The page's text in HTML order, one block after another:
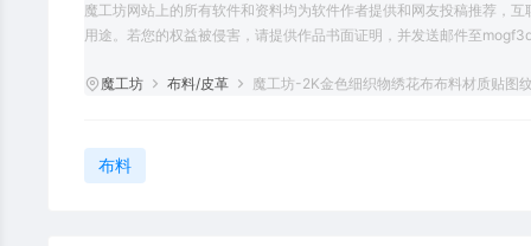
魔工坊网站上的所有软件和资料均为软件作者提供和网友投稿推荐，
用途。若您的权益被侵害，请提供作品书面证明，并发送邮件至
魔工坊 布料/皮革 魔工坊-2K金色细织物绣花布布料材质贴图
布料